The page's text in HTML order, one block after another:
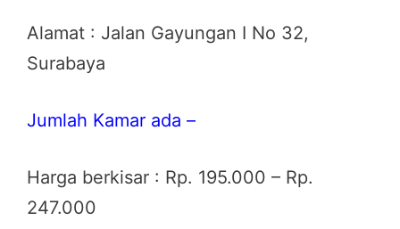
Alamat : Jalan Gayungan I No 32,
Surabaya
Jumlah Kamar ada –
Harga berkisar : Rp. 195.000 – Rp.
247.000